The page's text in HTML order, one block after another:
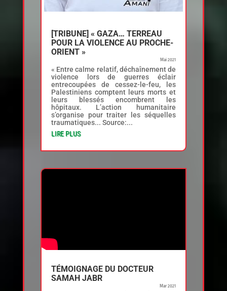
[TRIBUNE] « GAZA… TERREAU
POUR LA VIOLENCE AU PROCHE-
ORIENT »
Mai 2021
« Entre calme relatif, déchaînement de
violence lors de guerres éclair
entrecoupées de cessez-le-feu, les
Palestiniens comptent leurs morts et
leurs blessés encombrent les
hôpitaux. L’action humanitaire
s’organise pour traiter les séquelles
traumatiques... Source:...
LIRE PLUS
TÉMOIGNAGE DU DOCTEUR
SAMAH JABR
Mar 2021